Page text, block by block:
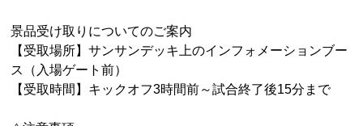
景品受け取りについてのご案内
【受取場所】サンサンデッキ上のインフォメーションブー
ス（入場ゲート前）
【受取時間】キックオフ3時間前～試合終了後15分まで